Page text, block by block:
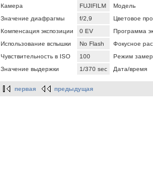
Камера
FUJIFILM
Модель
Значение диафрагмы
f/2,9
Цветовое
Компенсация экспозиции
0 EV
Программа
Использование вспышки
No Flash
Фокусное
Чувствительность в ISO
100
Режим
Значение выдержки
1/370 sec Дата/время
первая предыдущая